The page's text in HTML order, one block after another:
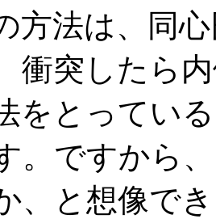
法は、同心
衝突したら
をとってい
。ですから
、と想像で